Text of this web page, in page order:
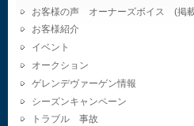
お客様の声 オーナーズボイス (掲
お客様紹介
イベント
オークション
ゲレンデヴァーゲン情報
シーズンキャンペーン
トラブル 事故